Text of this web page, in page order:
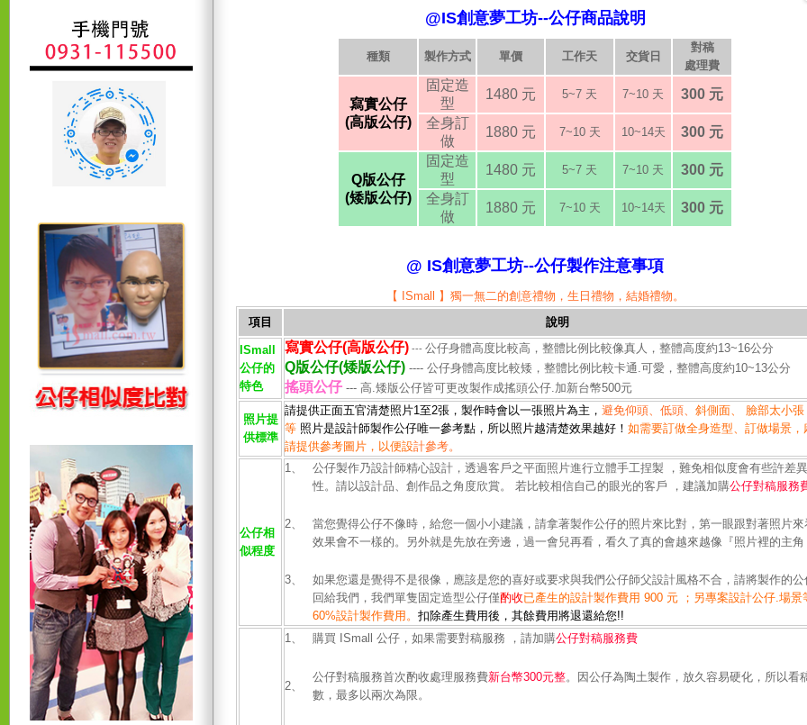
@IS創意夢工坊--公仔商品說明
種類 製作方式 單價 工作天 交貨日
對稿
處理費
寫實公仔
(高版公仔)
固定造
型
1480 元 5~7 天 7~10 天
300 元
全身訂
做
1880 元 7~10 天 10~14天 300 元
Q版公仔
(矮版公仔)
固定造
型
1480 元 5~7 天 7~10 天
300 元
全身訂
做
1880 元 7~10 天 10~14天 300 元
@ IS創意夢工坊--公仔製作注意事項
【 ISmall 】獨一無二的創意禮物，生日禮物，結婚禮物。
項目
說明
ISmall
公仔的
特色
寫實公仔(高版公仔) --- 公仔身體高度比較高，整體比例比較像真人，整體高度約13~16公分
Q版公仔(矮版公仔) ---- 公仔身體高度比較矮，整體比例比較卡通.可愛，整體高度約10~13公分
搖頭公仔 --- 高.矮版公仔皆可更改製作成搖頭公仔.加新台幣500元
照片提
供標準
請提供正面五官清楚照片1至2張，製作時會以一張照片為主， 避免仰頭、低頭、 斜側面、
臉部太小
等 照片是設計師製作公仔唯一參考點，所以照片越清楚效果越好！ 如需要訂做全身造型、訂做場景，
請提供參考圖片，以便設計參考。
公仔相
似程度
1、
公仔製作乃設計師精心設計，透過客戶之平面照片進行立體手工捏製 ，難免相似度會有些許差異
性。請以設計品、創作品之角度欣賞。 若比較相信自己的眼光的客戶 ，建議加購公仔對稿服務
2、
當您覺得公仔不像時，給您一個小小建議，請拿著製作公仔的照片來比對，第一眼跟對著照片來
效果會不一樣的。另外就是先放在旁邊，過一會兒再看，看久了真的會越來越像『照片裡的主角
3、
如果您還是覺得不是很像，應該是您的喜好或要求與我們公仔師父設計風格不合，請將製作的公
回給我們，我們單隻固定造型公仔僅酌收已產生的設計製作費用 900 元 ；另專案設計公仔.場景
60%設計製作費用。 扣除產生費用後，其餘費用將退還給您!!
1、 購買 ISmall 公仔，如果需要對稿服務 ，請加購公仔對稿服務費
2、
公仔對稿服務首次酌收處理服務費新台幣300元整。因公仔為陶土製作，放久容易硬化，所以看
數，最多以兩次為限。